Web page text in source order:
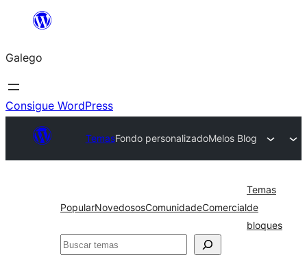
Saltar
contido
Galego
Consigue WordPress
TemasFondo personalizadoMelos Blog
PopularNovedososComunidadeComercial
Temas
de
bloques
Buscar